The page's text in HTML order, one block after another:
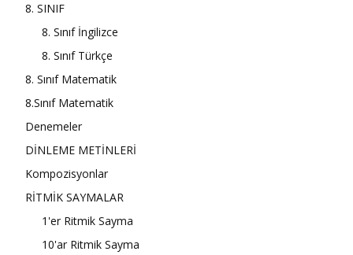
8. SINIF
8. Sınıf İngilizce
8. Sınıf Türkçe
8. Sınıf Matematik
8.Sınıf Matematik
Denemeler
DİNLEME METİNLERİ
Kompozisyonlar
RİTMİK SAYMALAR
1'er Ritmik Sayma
10'ar Ritmik Sayma